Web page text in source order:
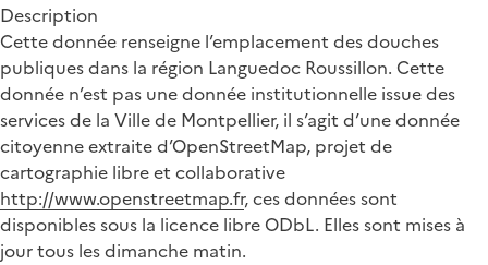
Description
Cette donnée renseigne l’emplacement des douches
publiques dans la région Languedoc Roussillon. Cette
donnée n’est pas une donnée institutionnelle issue des
services de la Ville de Montpellier, il s’agit d’une donnée
citoyenne extraite d’OpenStreetMap, projet de
cartographie libre et collaborative
http://www.openstreetmap.fr, ces données sont
disponibles sous la licence libre ODbL. Elles sont mises à
jour tous les dimanche matin.